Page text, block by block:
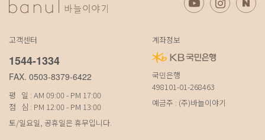
고객센터
1544-1334
FAX. 0503-8379-6422
평 일 : AM 09:00 - PM 17:00
점 심 : PM 12:00 - PM 13:00
토/일요일, 공휴일은 휴무입니다.
계좌정보
국민은행
498101-01-268463
예금주 : (주)바늘이야기